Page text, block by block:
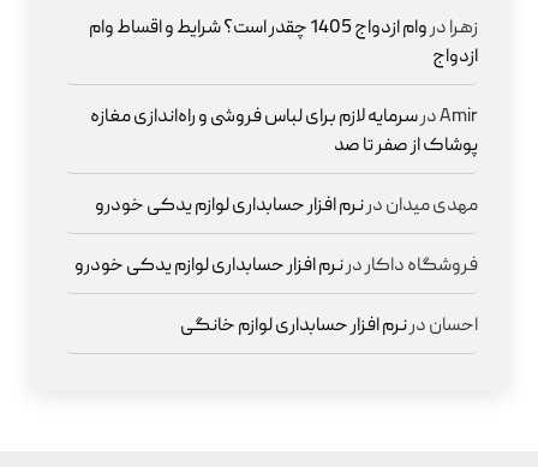
در
وام ازدواج 1405 چقدر است؟ شرایط و اقساط وام
ازدواج
Amirدرسرمایه لازم برای لباس فروشی و راه‌اندازی مغازه
پوشاک از صفر تا صد
مهدی میداندرنرم افزار حسابداری لوازم یدکی خودرو
فروشگاه داکاردرنرم افزار حسابداری لوازم یدکی خودرو
احساندرنرم افزار حسابداری لوازم خانگی